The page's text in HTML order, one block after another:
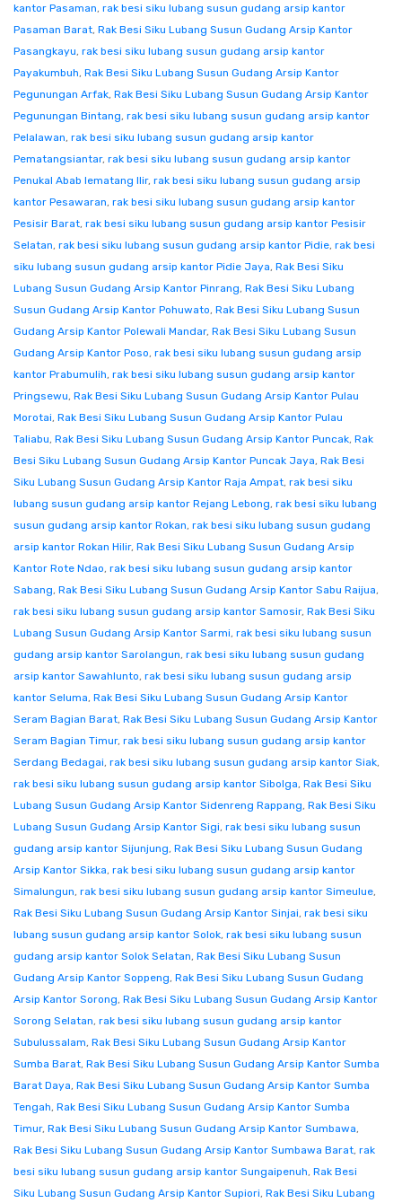
kantor Pasaman, rak besi siku lubang susun gudang arsip kantor
Pasaman Barat, Rak Besi Siku Lubang Susun Gudang Arsip Kantor
Pasangkayu, rak besi siku lubang susun gudang arsip kantor
Payakumbuh, Rak Besi Siku Lubang Susun Gudang Arsip Kantor
Pegunungan Arfak, Rak Besi Siku Lubang Susun Gudang Arsip Kantor
Pegunungan Bintang, rak besi siku lubang susun gudang arsip kantor
Pelalawan, rak besi siku lubang susun gudang arsip kantor
Pematangsiantar, rak besi siku lubang susun gudang arsip kantor
Penukal Abab lematang Ilir, rak besi siku lubang susun gudang arsip
kantor Pesawaran, rak besi siku lubang susun gudang arsip kantor
Pesisir Barat, rak besi siku lubang susun gudang arsip kantor Pesisir
Selatan, rak besi siku lubang susun gudang arsip kantor Pidie, rak besi
siku lubang susun gudang arsip kantor Pidie Jaya, Rak Besi Siku
Lubang Susun Gudang Arsip Kantor Pinrang, Rak Besi Siku Lubang
Susun Gudang Arsip Kantor Pohuwato, Rak Besi Siku Lubang Susun
Gudang Arsip Kantor Polewali Mandar, Rak Besi Siku Lubang Susun
Gudang Arsip Kantor Poso, rak besi siku lubang susun gudang arsip
kantor Prabumulih, rak besi siku lubang susun gudang arsip kantor
Pringsewu, Rak Besi Siku Lubang Susun Gudang Arsip Kantor Pulau
Morotai, Rak Besi Siku Lubang Susun Gudang Arsip Kantor Pulau
Taliabu, Rak Besi Siku Lubang Susun Gudang Arsip Kantor Puncak, Rak
Besi Siku Lubang Susun Gudang Arsip Kantor Puncak Jaya, Rak Besi
Siku Lubang Susun Gudang Arsip Kantor Raja Ampat, rak besi siku
lubang susun gudang arsip kantor Rejang Lebong, rak besi siku lubang
susun gudang arsip kantor Rokan, rak besi siku lubang susun gudang
arsip kantor Rokan Hilir, Rak Besi Siku Lubang Susun Gudang Arsip
Kantor Rote Ndao, rak besi siku lubang susun gudang arsip kantor
Sabang, Rak Besi Siku Lubang Susun Gudang Arsip Kantor Sabu Raijua,
rak besi siku lubang susun gudang arsip kantor Samosir, Rak Besi Siku
Lubang Susun Gudang Arsip Kantor Sarmi, rak besi siku lubang susun
gudang arsip kantor Sarolangun, rak besi siku lubang susun gudang
arsip kantor Sawahlunto, rak besi siku lubang susun gudang arsip
kantor Seluma, Rak Besi Siku Lubang Susun Gudang Arsip Kantor
Seram Bagian Barat, Rak Besi Siku Lubang Susun Gudang Arsip Kantor
Seram Bagian Timur, rak besi siku lubang susun gudang arsip kantor
Serdang Bedagai, rak besi siku lubang susun gudang arsip kantor Siak,
rak besi siku lubang susun gudang arsip kantor Sibolga, Rak Besi Siku
Lubang Susun Gudang Arsip Kantor Sidenreng Rappang, Rak Besi Siku
Lubang Susun Gudang Arsip Kantor Sigi, rak besi siku lubang susun
gudang arsip kantor Sijunjung, Rak Besi Siku Lubang Susun Gudang
Arsip Kantor Sikka, rak besi siku lubang susun gudang arsip kantor
Simalungun, rak besi siku lubang susun gudang arsip kantor Simeulue,
Rak Besi Siku Lubang Susun Gudang Arsip Kantor Sinjai, rak besi siku
lubang susun gudang arsip kantor Solok, rak besi siku lubang susun
gudang arsip kantor Solok Selatan, Rak Besi Siku Lubang Susun
Gudang Arsip Kantor Soppeng, Rak Besi Siku Lubang Susun Gudang
Arsip Kantor Sorong, Rak Besi Siku Lubang Susun Gudang Arsip Kantor
Sorong Selatan, rak besi siku lubang susun gudang arsip kantor
Subulussalam, Rak Besi Siku Lubang Susun Gudang Arsip Kantor
Sumba Barat, Rak Besi Siku Lubang Susun Gudang Arsip Kantor Sumba
Barat Daya, Rak Besi Siku Lubang Susun Gudang Arsip Kantor Sumba
Tengah, Rak Besi Siku Lubang Susun Gudang Arsip Kantor Sumba
Timur, Rak Besi Siku Lubang Susun Gudang Arsip Kantor Sumbawa,
Rak Besi Siku Lubang Susun Gudang Arsip Kantor Sumbawa Barat, rak
besi siku lubang susun gudang arsip kantor Sungaipenuh, Rak Besi
Siku Lubang Susun Gudang Arsip Kantor Supiori, Rak Besi Siku Lubang